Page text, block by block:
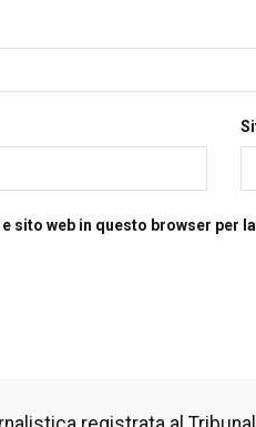
sito web in questo browser per